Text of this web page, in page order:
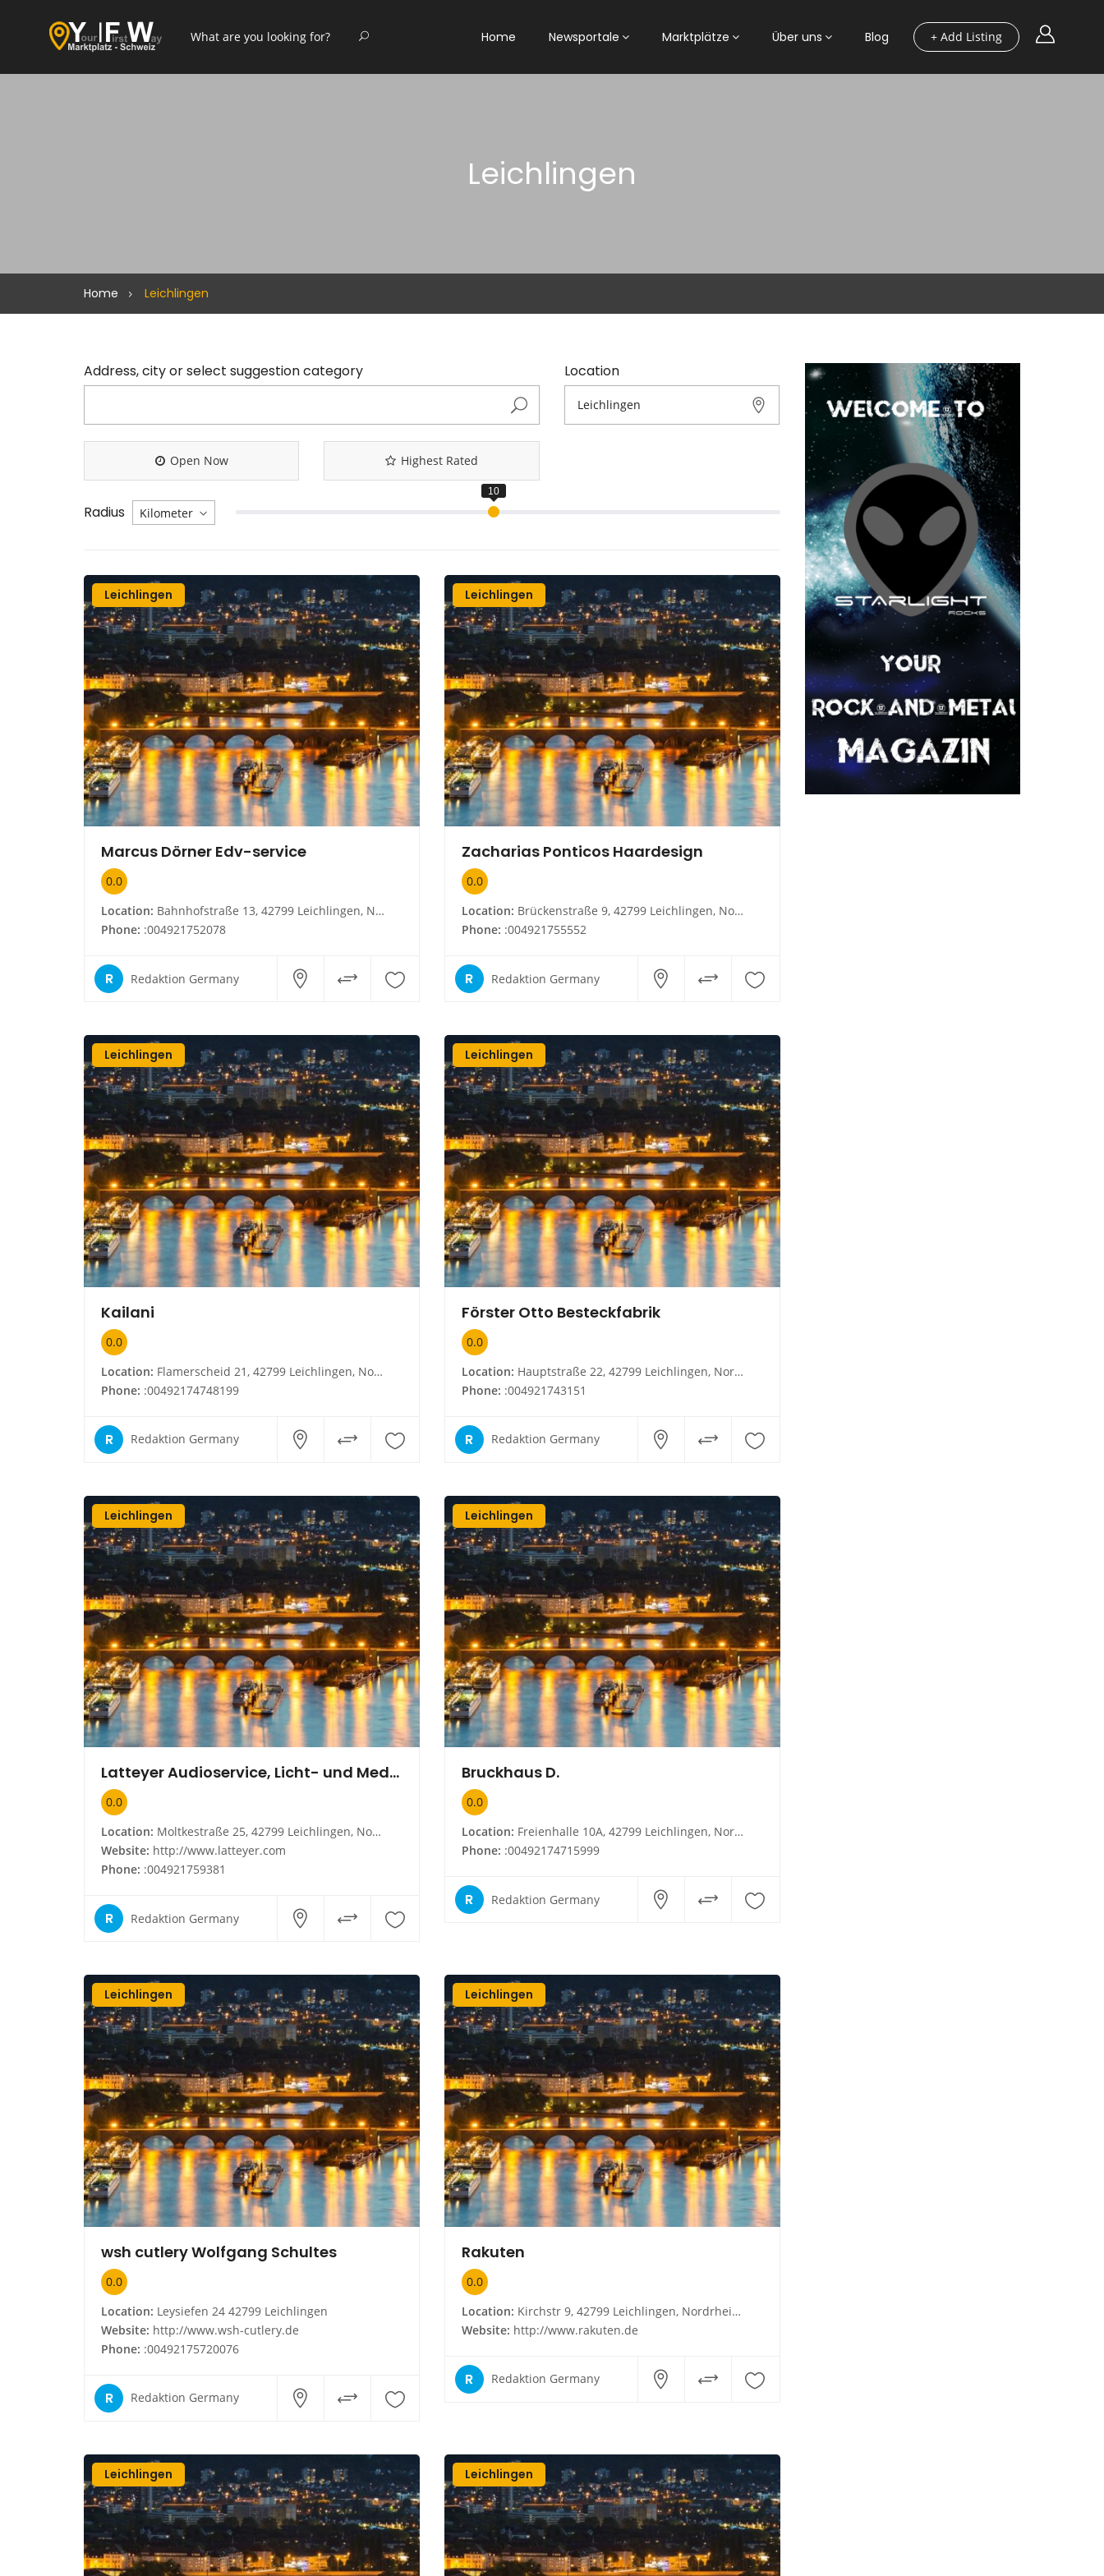
+ Add Listing
Home Newsportale Marktplätze Über uns Blog
Leichlingen
Home Leichlingen
Address, city or select suggestion category Location
Open Now Highest Rated
Radius
Leichlingen
Marcus Dörner Edv-service
0.0
Location: Bahnhofstraße 13, 42799 Leichlingen, Nordrhein-Westfalen
Phone: :004921752078
R Redaktion Germany
Leichlingen
Zacharias Ponticos Haardesign
0.0
Location: Brückenstraße 9, 42799 Leichlingen, Nordrhein-Westfalen
Phone: :004921755552
R Redaktion Germany
Leichlingen
Kailani
0.0
Location: Flamerscheid 21, 42799 Leichlingen, Nordrhein-Westfalen
Phone: :00492174748199
R Redaktion Germany
Leichlingen
Förster Otto Besteckfabrik
0.0
Location: Hauptstraße 22, 42799 Leichlingen, Nordrhein-Westfalen
Phone: :004921743151
R Redaktion Germany
Leichlingen
Latteyer Audioservice, Licht- und Medientechnik GmbH
0.0
Location: Moltkestraße 25, 42799 Leichlingen, Nordrhein-Westfalen
Website: http://www.latteyer.com
Phone: :004921759381
R Redaktion Germany
Leichlingen
Bruckhaus D.
0.0
Location: Freienhalle 10A, 42799 Leichlingen, Nordrhein-Westfalen
Phone: :00492174715999
R Redaktion Germany
Leichlingen
wsh cutlery Wolfgang Schultes
0.0
Location: Leysiefen 24 42799 Leichlingen
Website: http://www.wsh-cutlery.de
Phone: :00492175720076
R Redaktion Germany
Leichlingen
Rakuten
0.0
Location: Kirchstr 9, 42799 Leichlingen, Nordrhein-Westfalen
Website: http://www.rakuten.de
R Redaktion Germany
Leichlingen Leichlingen